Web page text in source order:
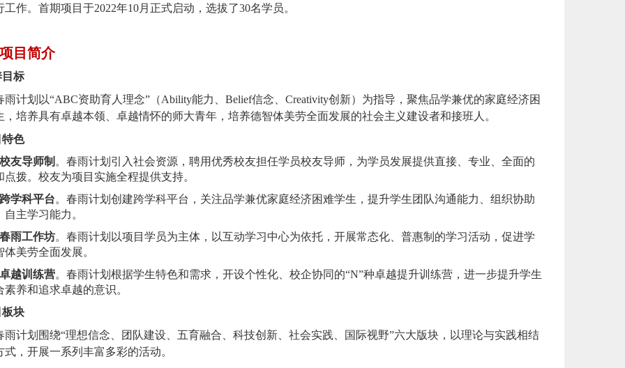
工作。首期项目于2022年10月正式启动，选拔了30名学员。
目简介
目标
划以“ABC资助育人理念”（Ability能力、Belief信念、Creativity创新）为指导，聚焦品学兼优的家庭经济困
，培养具有卓越本领、卓越情怀的师大青年，培养德智体美劳全面发展的社会主义建设者和接班人。
特色
校友导师制 。春雨计划引入社会资源，聘用优秀校友担任学员校友导师，为学员发展提供直接、专业、全面的
点拨。校友为项目实施全程提供支持。
跨学科平台。春雨计划创建跨学科平台，关注品学兼优家庭经济困难学生，提升学生团队沟通能力、组织协助
自主学习能力。
春雨工作坊。春雨计划以项目学员为主体，以互动学习中心为依托，开展常态化、普惠制的学习活动，促进学
体美劳全面发展。
卓越训练营。春雨计划根据学生特色和需求，开设个性化、校企协同的“N”种卓越提升训练营，进一步提升学生
素养和追求卓越的意识。
板块
划围绕“理想信念、团队建设、五育融合、科技创新、社会实践、国际视野”六大版块，以理论与实践相结
式，开展一系列丰富多彩的活动。